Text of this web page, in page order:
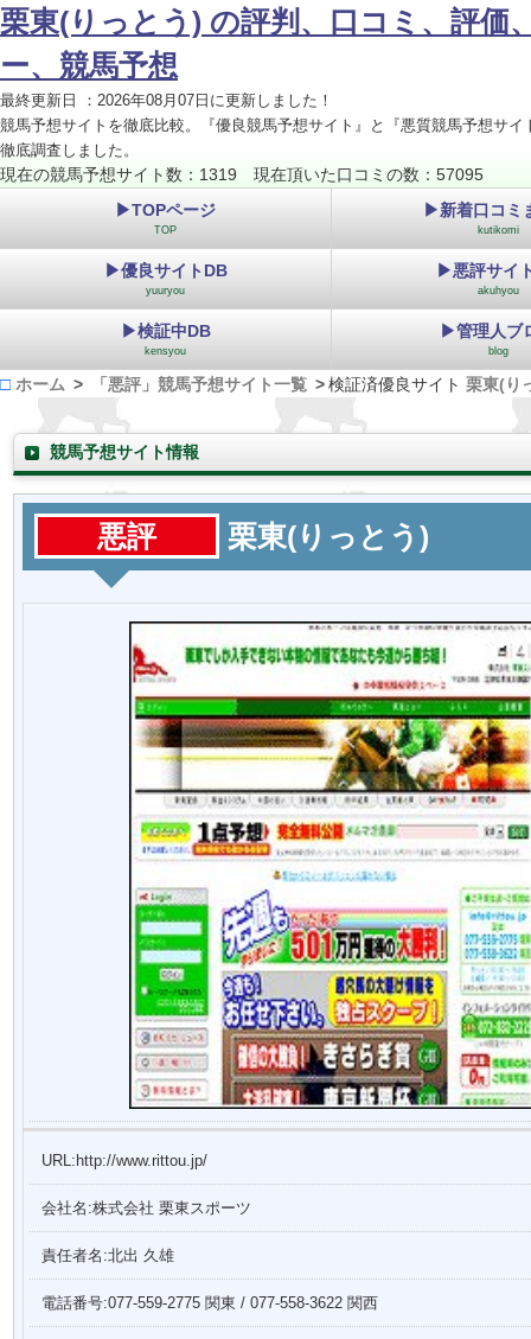
栗東(りっとう) の評判、口コミ、評価
ー、競馬予想
最終更新日 ：2026年08月07日に更新しました！
競馬予想サイトを徹底比較。『優良競馬予想サイト』と『悪質競馬予想サイ
徹底調査しました。
現在の競馬予想サイト数：1319 現在頂いた口コミの数：57095
▶TOPページ
TOP
▶新着口コミ
kutikomi
▶優良サイトDB
yuuryou
▶悪評サイ
akuhyou
▶検証中DB
kensyou
▶管理人ブ
blog
ホーム 「悪評」競馬予想サイト一覧 検証済優良サイト 栗東(り
競馬予想サイト情報
悪評 栗東(りっとう)
URL:http://www.rittou.jp/
会社名:株式会社 栗東スポーツ
責任者名:北出 久雄
電話番号:077-559-2775 関東 / 077-558-3622 関西